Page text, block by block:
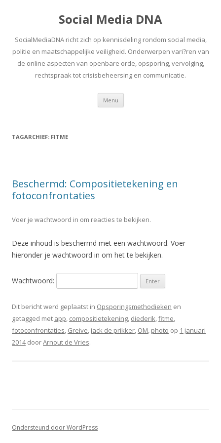
Social Media DNA
SocialMediaDNA richt zich op kennisdeling rondom social media,
politie en maatschappelijke veiligheid. Onderwerpen vari?ren van
de online aspecten van openbare orde, opsporing, vervolging,
rechtspraak tot crisisbeheersing en communicatie.
Menu Spring
inhoud
TAGARCHIEF: FITME
Beschermd: Compositietekening en
fotoconfrontaties
Voer je wachtwoord in om reacties te bekijken.
Deze inhoud is beschermd met een wachtwoord. Voer
hieronder je wachtwoord in om het te bekijken.
Wachtwoord:
Dit bericht werd geplaatst in Opsporingsmethodieken en
getagged met app, compositietekening, diederik,fitme,
fotoconfrontaties, Greive, jack de prikker, OM, photo op 1 januari
2014doorArnout de Vries.
Ondersteund door WordPress